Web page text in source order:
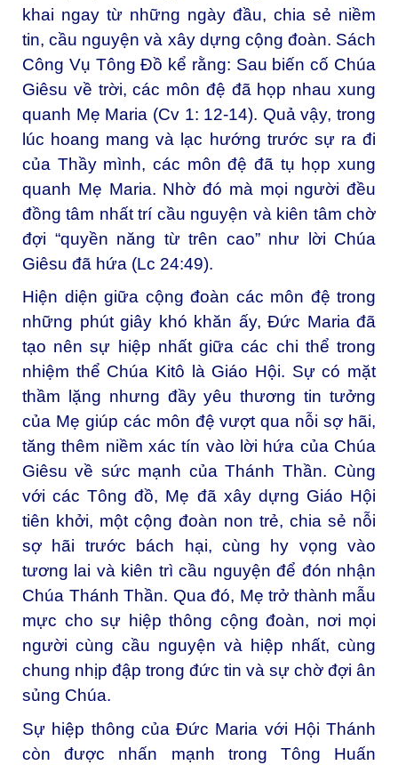
khai ngay từ những ngày đầu, chia sẻ niềm
tin, cầu nguyện và xây dựng cộng đoàn. Sách
Công Vụ Tông Đồ kể rằng: Sau biến cố Chúa
Giêsu về trời, các môn đệ đã họp nhau xung
quanh Mẹ Maria (Cv 1: 12-14). Quả vậy, trong
lúc hoang mang và lạc hướng trước sự ra đi
của Thầy mình, các môn đệ đã tụ họp xung
quanh Mẹ Maria. Nhờ đó mà mọi người đều
đồng tâm nhất trí cầu nguyện và kiên tâm chờ
đợi “quyền năng từ trên cao” như lời Chúa
Giêsu đã hứa (Lc 24:49).
Hiện diện giữa cộng đoàn các môn đệ trong
những phút giây khó khăn ấy, Đức Maria đã
tạo nên sự hiệp nhất giữa các chi thể trong
nhiệm thể Chúa Kitô là Giáo Hội. Sự có mặt
thầm lặng nhưng đầy yêu thương tin tưởng
của Mẹ giúp các môn đệ vượt qua nỗi sợ hãi,
tăng thêm niềm xác tín vào lời hứa của Chúa
Giêsu về sức mạnh của Thánh Thần. Cùng
với các Tông đồ, Mẹ đã xây dựng Giáo Hội
tiên khởi, một cộng đoàn non trẻ, chia sẻ nỗi
sợ hãi trước bách hại, cùng hy vọng vào
tương lai và kiên trì cầu nguyện để đón nhận
Chúa Thánh Thần. Qua đó, Mẹ trở thành mẫu
mực cho sự hiệp thông cộng đoàn, nơi mọi
người cùng cầu nguyện và hiệp nhất, cùng
chung nhịp đập trong đức tin và sự chờ đợi ân
sủng Chúa.
Sự hiệp thông của Đức Maria với Hội Thánh
còn được nhấn mạnh trong Tông Huấn